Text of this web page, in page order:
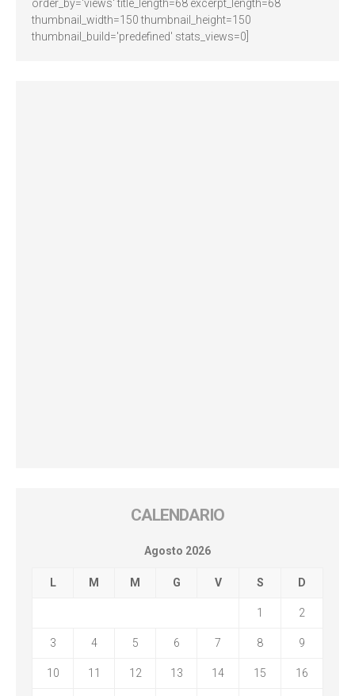
order_by='views' title_length=68 excerpt_length=68
thumbnail_width=150 thumbnail_height=150
thumbnail_build='predefined' stats_views=0]
CALENDARIO
Agosto 2026
L M M G V S D
1 2
3 4 5 6 7 8 9
10 11 12 13 14 15 16